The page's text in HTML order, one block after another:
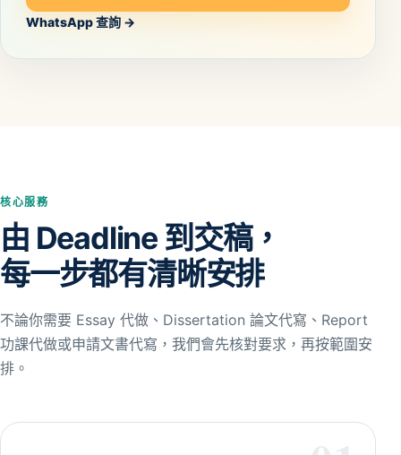
WhatsApp 查詢 →
核心服務
由 Deadline 到交稿，
每一步都有清晰安排
不論你需要 Essay 代做、Dissertation 論文代寫、Report
功課代做或申請文書代寫，我們會先核對要求，再按範圍安
排。